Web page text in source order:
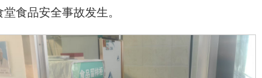
食品安全事故发生。